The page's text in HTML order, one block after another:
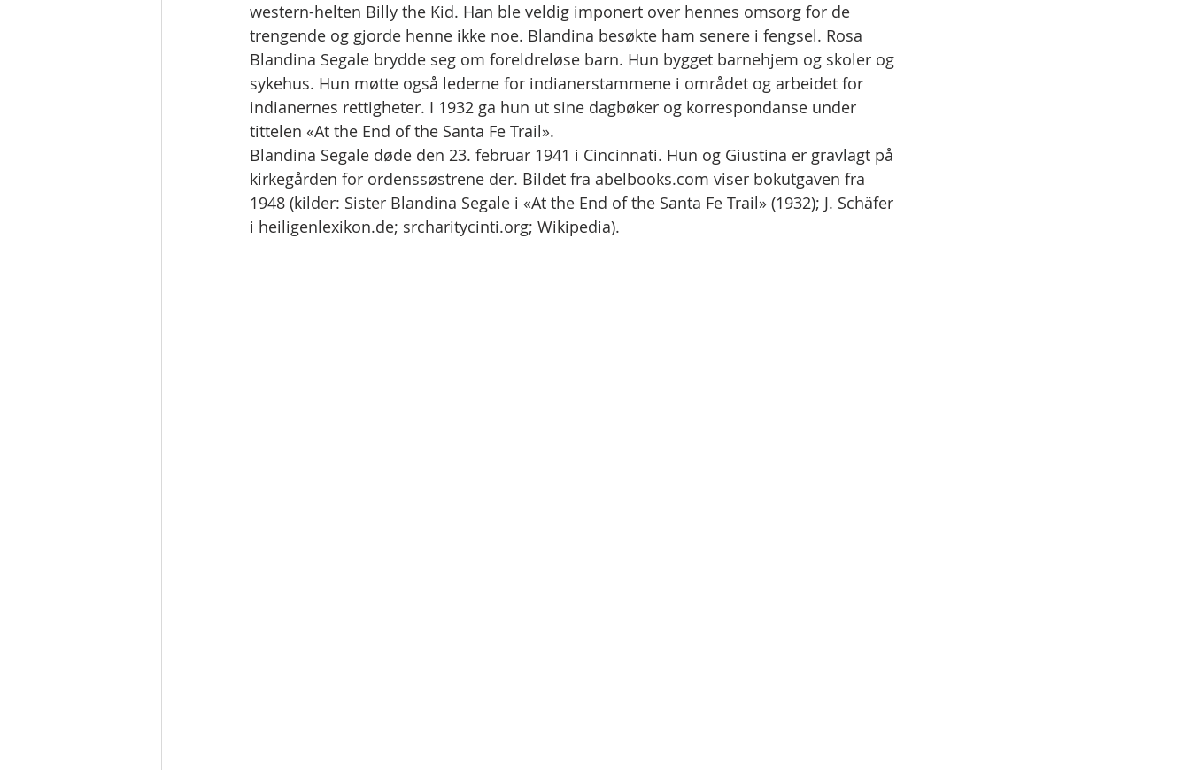
western-helten Billy the Kid. Han ble veldig imponert over hennes omsorg for de
trengende og gjorde henne ikke noe. Blandina besøkte ham senere i fengsel. Rosa
Blandina Segale brydde seg om foreldreløse barn. Hun bygget barnehjem og skoler og
sykehus. Hun møtte også lederne for indianerstammene i området og arbeidet for
indianernes rettigheter. I 1932 ga hun ut sine dagbøker og korrespondanse under
tittelen «At the End of the Santa Fe Trail».
Blandina Segale døde den 23. februar 1941 i Cincinnati. Hun og Giustina er gravlagt på
kirkegården for ordenssøstrene der. Bildet fra abelbooks.com viser bokutgaven fra
1948 (kilder: Sister Blandina Segale i «At the End of the Santa Fe Trail» (1932); J. Schäfer
i heiligenlexikon.de; srcharitycinti.org; Wikipedia).